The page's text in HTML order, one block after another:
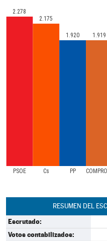
PSOE Cs PP
2.278
2.175
1.920 1.919
RESUMEN DEL
Escrutado:
Votos contabilizados: